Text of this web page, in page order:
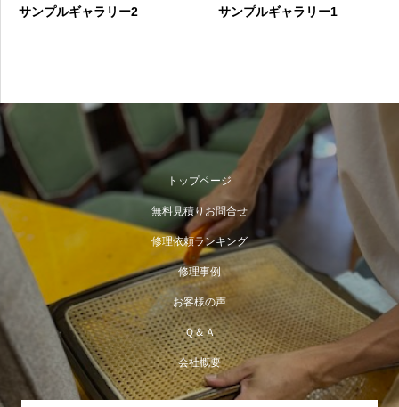
サンプルギャラリー2 サンプルギャラリー1
トップページ
無料見積りお問合せ
修理依頼ランキング
修理事例
お客様の声
Ｑ＆Ａ
会社概要